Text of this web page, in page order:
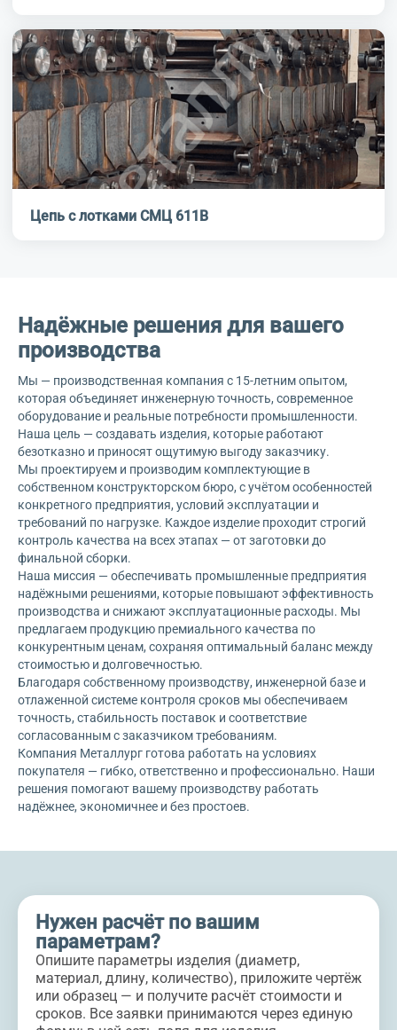
Цепь с лотками СМЦ 611В
Надёжные решения для вашего
производства
Мы — производственная компания с 15-летним опытом,
которая объединяет инженерную точность, современное
оборудование и реальные потребности промышленности.
Наша цель — создавать изделия, которые работают
безотказно и приносят ощутимую выгоду заказчику.
Мы проектируем и производим комплектующие в
собственном конструкторском бюро, с учётом особенностей
конкретного предприятия, условий эксплуатации и
требований по нагрузке. Каждое изделие проходит строгий
контроль качества на всех этапах — от заготовки до
финальной сборки.
Наша миссия — обеспечивать промышленные предприятия
надёжными решениями, которые повышают эффективность
производства и снижают эксплуатационные расходы. Мы
предлагаем продукцию премиального качества по
конкурентным ценам, сохраняя оптимальный баланс между
стоимостью и долговечностью.
Благодаря собственному производству, инженерной базе и
отлаженной системе контроля сроков мы обеспечиваем
точность, стабильность поставок и соответствие
согласованным с заказчиком требованиям.
Компания Металлург готова работать на условиях
покупателя — гибко, ответственно и профессионально. Наши
решения помогают вашему производству работать
надёжнее, экономичнее и без простоев.
Нужен расчёт по вашим
параметрам?
Опишите параметры изделия (диаметр,
материал, длину, количество), приложите чертёж
или образец — и получите расчёт стоимости и
сроков. Все заявки принимаются через единую